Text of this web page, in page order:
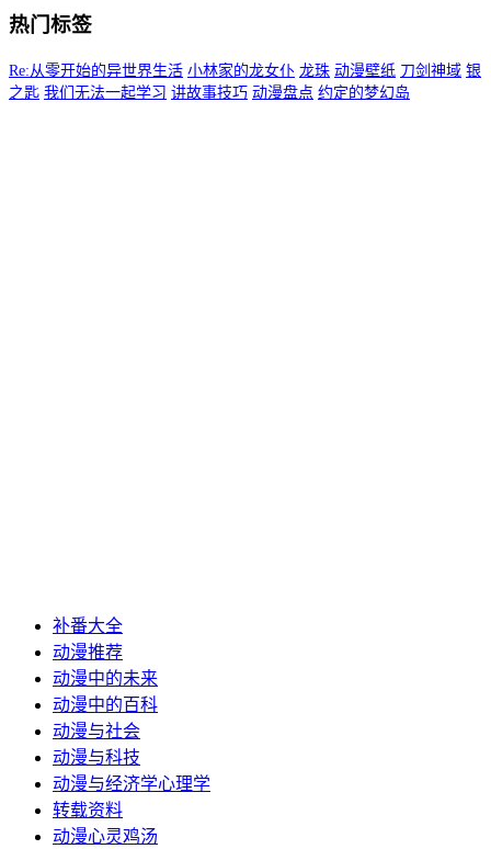
热门标签
Re:从零开始的异世界生活 小林家的龙女仆 龙珠 动漫壁纸 刀剑神域 银
之匙 我们无法一起学习 讲故事技巧 动漫盘点 约定的梦幻岛
补番大全
动漫推荐
动漫中的未来
动漫中的百科
动漫与社会
动漫与科技
动漫与经济学心理学
转载资料
动漫心灵鸡汤